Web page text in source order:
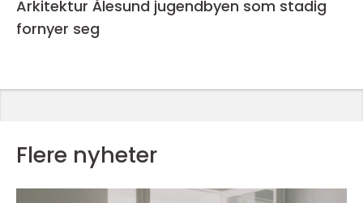
Arkitektur Ålesund jugendbyen som stadig
fornyer seg
Flere nyheter